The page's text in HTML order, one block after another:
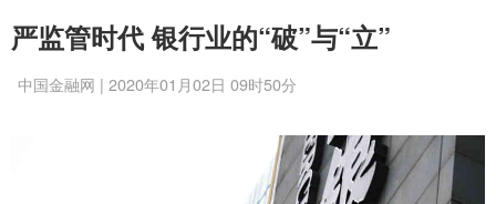
严监管时代 银行业的“破”与“立”
中国金融网 | 2020年01月02日 09时50分